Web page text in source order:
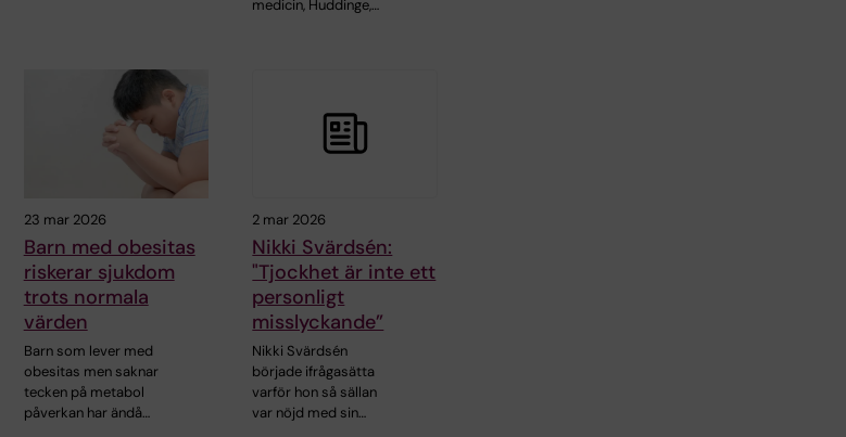
medicin, Huddinge,…
23 mar 2026
Barn med obesitas
riskerar sjukdom
trots normala
värden
Barn som lever med
obesitas men saknar
tecken på metabol
påverkan har ändå…
2 mar 2026
Nikki Svärdsén:
"Tjockhet är inte ett
personligt
misslyckande”
Nikki Svärdsén
började ifrågasätta
varför hon så sällan
var nöjd med sin…